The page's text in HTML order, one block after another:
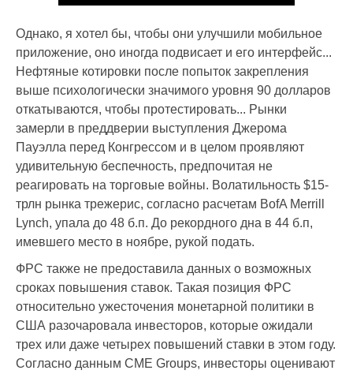
Однако, я хотел бы, чтобы они улучшили мобильное
приложение, оно иногда подвисает и его интерфейс...
Нефтяные котировки после попыток закрепления
выше психологически значимого уровня 90 долларов
откатываются, чтобы протестировать... Рынки
замерли в преддверии выступления Джерома
Пауэлла перед Конгрессом и в целом проявляют
удивительную беспечность, предпочитая не
реагировать на торговые войны. Волатильность $15-
трлн рынка трежерис, согласно расчетам BofA Merrill
Lynch, упала до 48 б.п. До рекордного дна в 44 б.п,
имевшего место в ноябре, рукой подать.
ФРС также не предоставила данных о возможных
сроках повышения ставок. Такая позиция ФРС
относительно ужесточения монетарной политики в
США разочаровала инвесторов, которые ожидали
трех или даже четырех повышений ставки в этом году.
Согласно данным CME Groups, инвесторы оценивают